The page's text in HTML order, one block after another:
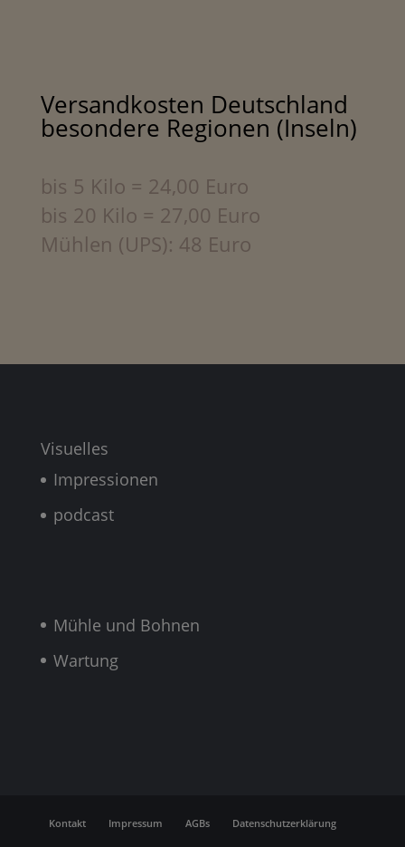
Versandkosten Deutschland
besondere Regionen (Inseln)
bis 5 Kilo = 24,00 Euro
bis 20 Kilo = 27,00 Euro
Mühlen (UPS): 48 Euro
Visuelles
Impressionen
podcast
Mühle und Bohnen
Wartung
Kontakt Impressum AGBs Datenschutzerklärung